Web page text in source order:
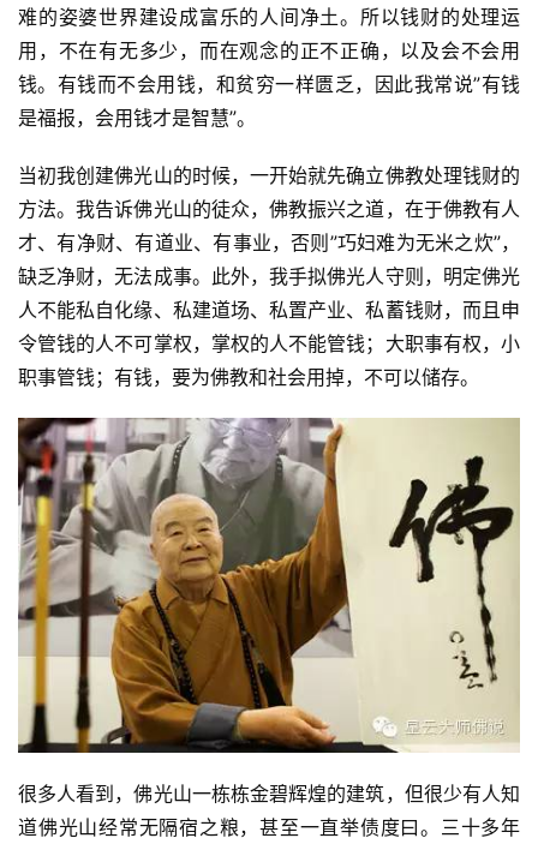
心
乐
菩
专
题
公
益
慈
佛
教
人
物
寺
院
礼
频
登录 注册
难的姿婆世界建设成富乐的人间净土。所以钱财的处理运
用，不在有无多少，而在观念的正不正确，以及会不会用
钱。有钱而不会用钱，和贫穷一样匮乏，因此我常说”有钱
是福报，会用钱才是智慧”。
当初我创建佛光山的时候，一开始就先确立佛教处理钱财的
方法。我告诉佛光山的徒众，佛教振兴之道，在于佛教有人
才、有净财、有道业、有事业，否则”巧妇难为无米之炊”，
缺乏净财，无法成事。此外，我手拟佛光人守则，明定佛光
人不能私自化缘、私建道场、私置产业、私蓄钱财，而且申
令管钱的人不可掌权，掌权的人不能管钱；大职事有权，小
职事管钱；有钱，要为佛教和社会用掉，不可以储存。
很多人看到，佛光山一栋栋金碧辉煌的建筑，但很少有人知
道佛光山经常无隔宿之粮，甚至一直举债度曰。三十多年